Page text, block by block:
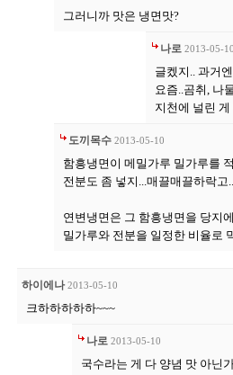
그러니까 맛은 냉면맛?
나로 2013-05-10
글켔지.. 과거
요즘..곰취, 나
지천에 널린
도끼목수 2013-05-10
함흥냉면이 메밀가루 밀가루를
전분도 좀 넣지...매끌매끌하락고
연변냉면은 그 함흥냉면을 당지
밀가루와 전분을 일정한 비율로
하이에나 2013-05-10
크하하하하하~~~
나로 2013-05-10
국수라는 게 다 양념 맛 아닌